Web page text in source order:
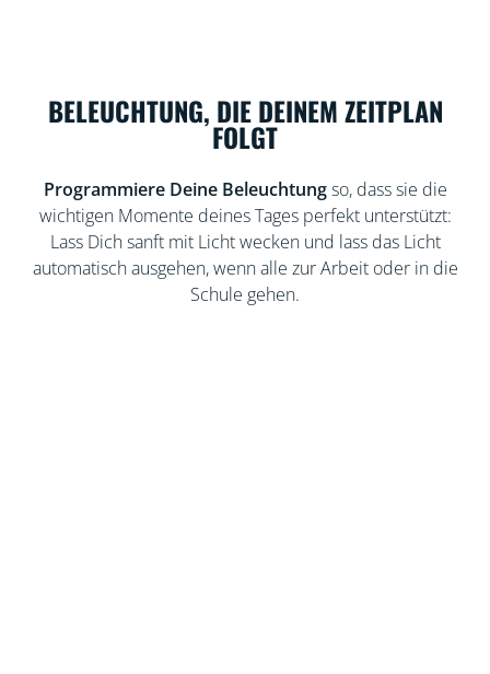
BELEUCHTUNG, DIE DEINEM ZEITPLAN
FOLGT
Programmiere Deine Beleuchtungso, dass sie die
wichtigen Momente deines Tages perfekt unterstützt:
Lass Dich sanft mit Licht wecken und lass das Licht
automatisch ausgehen, wenn alle zur Arbeit oder in die
Schule gehen.